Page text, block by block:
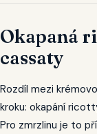
Okapaná
cassaty
Rozdíl mezi
kroku: okapání
Pro zmrzlinu je to